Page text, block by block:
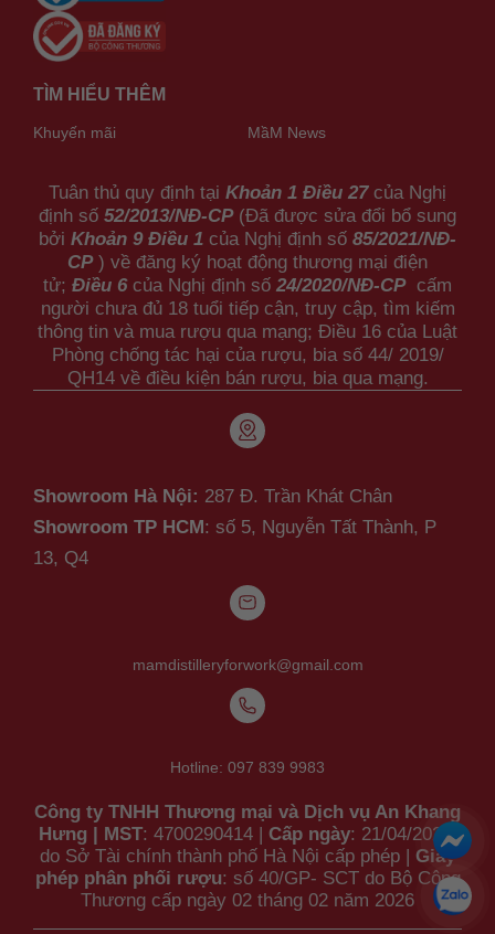
TÌM HIỂU THÊM
Khuyến mãi MầM News
Tuân thủ quy định tại Khoản 1 Điều 27của Nghị
định số 52/2013/NĐ-CP(Đã được sửa đổi bổ sung
bởi Khoản 9 Điều 1 của Nghị định số 85/2021/NĐ-
CP) về đăng ký hoạt động thương mại điện
tử; Điều 6 của Nghị định số 24/2020/NĐ-CPcấm
người chưa đủ 18 tuổi tiếp cận, truy cập, tìm kiếm
thông tin và mua rượu qua mạng; Điều 16 của Luật
Phòng chống tác hại của rượu, bia số 44/ 2019/
QH14 về điều kiện bán rượu, bia qua mạng.
Showroom Hà Nội: 287 Đ. Trần Khát Chân
Showroom TP HCM: số 5, Nguyễn Tất Thành, P
13, Q4
mamdistilleryforwork@gmail.com
Hotline: 097 839 9983
Công ty TNHH Thương mại và Dịch vụ An Khang
Hưng | MST: 4700290414 | Cấp ngày: 21/04/2023
do Sở Tài chính thành phố Hà Nội cấp phép | Giấy
phép phân phối rượu: số 40/GP- SCT do Bộ Công
Thương cấp ngày 02 tháng 02 năm 2026